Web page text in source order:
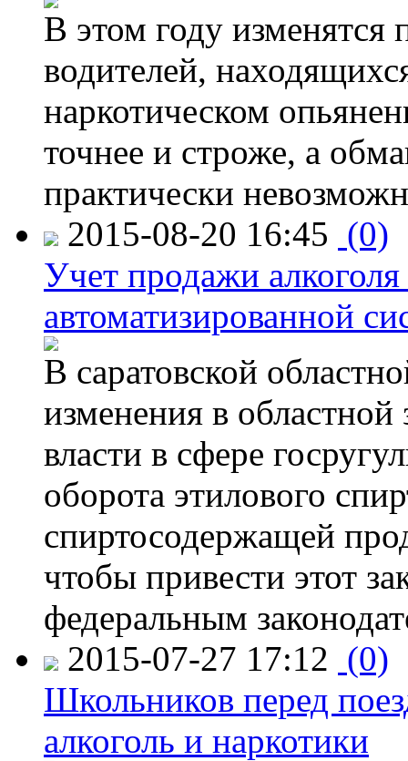
В этом году изменятся
водителей,
наркотическом
точнее и строже, а
практически
2015-08-20 16:45 (0)
Учет продажи
автоматизированной
В саратовской
изменения в
власти в сфере
оборота этилового
спиртосодержащей
чтобы привести этот
федеральным
2015-07-27 17:12 (0)
Школьников перед
алкоголь и наркотики